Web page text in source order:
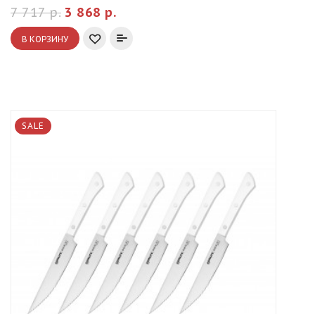
3 868 р.
7 717 р.
В КОРЗИНУ
SALE